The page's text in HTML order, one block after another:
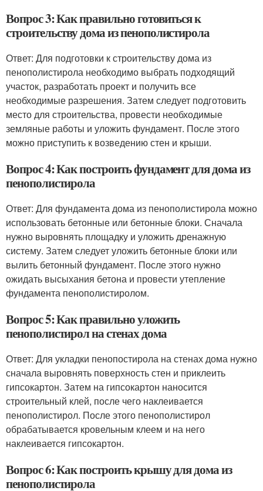
Вопрос 3: Как правильно готовиться к
строительству дома из пенополистирола
Ответ: Для подготовки к строительству дома из
пенополистирола необходимо выбрать подходящий
участок, разработать проект и получить все
необходимые разрешения. Затем следует подготовить
место для строительства, провести необходимые
земляные работы и уложить фундамент. После этого
можно приступить к возведению стен и крыши.
Вопрос 4: Как построить фундамент для дома из
пенополистирола
Ответ: Для фундамента дома из пенополистирола можно
использовать бетонные или бетонные блоки. Сначала
нужно выровнять площадку и уложить дренажную
систему. Затем следует уложить бетонные блоки или
вылить бетонный фундамент. После этого нужно
ожидать высыхания бетона и провести утепление
фундамента пенополистиролом.
Вопрос 5: Как правильно уложить
пенополистирол на стенах дома
Ответ: Для укладки пенопостирола на стенах дома нужно
сначала выровнять поверхность стен и приклеить
гипсокартон. Затем на гипсокартон наносится
строительный клей, после чего наклеивается
пенополистирол. После этого пенополистирол
обрабатывается кровельным клеем и на него
наклеивается гипсокартон.
Вопрос 6: Как построить крышу для дома из
пенополистирола